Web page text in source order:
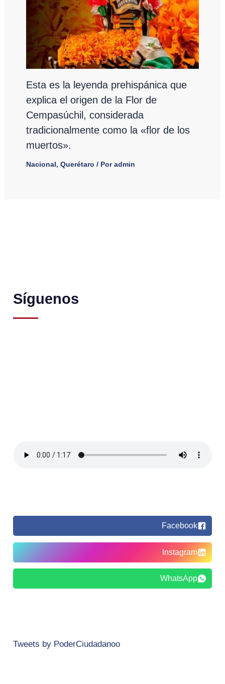
Esta es la leyenda prehispánica que
explica el origen de la Flor de
Cempasúchil, considerada
tradicionalmente como la «flor de los
muertos».
Nacional, Querétaro / Poradmin
Síguenos
Facebook
Instagram
WhatsApp
Tweets by PoderCiudadanoo